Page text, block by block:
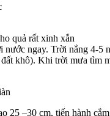
quả rất xinh xắn
nước ngay. Trời nắng 4-5
khô). Khi trời mưa tìm
25 –30 cm, tiến hành